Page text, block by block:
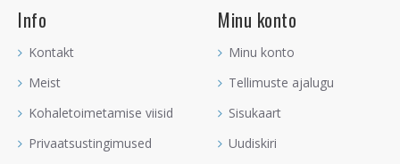
Info
Kontakt
Meist
Kohaletoimetamise viisid
Privaatsustingimused
Minu konto
Minu konto
Tellimuste ajalugu
Sisukaart
Uudiskiri